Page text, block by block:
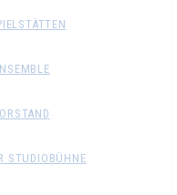
STUDIOBÜHNE